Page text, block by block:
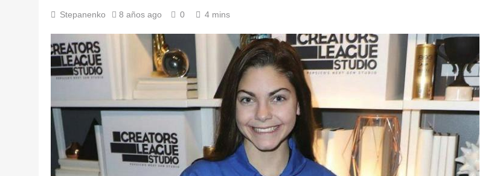
Stepanenko 8 años ago 0 4 mins